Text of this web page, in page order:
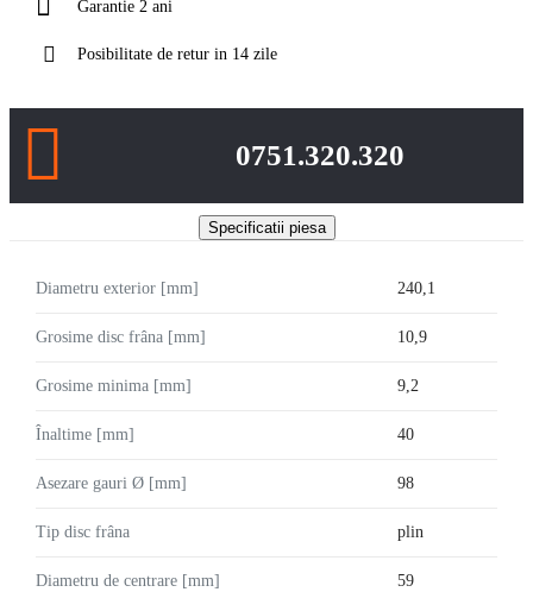
Garantie 2 ani
Posibilitate de retur in 14 zile
0751.320.320
Specificatii piesa
Diametru exterior [mm] 240,1
Grosime disc frâna [mm] 10,9
Grosime minima [mm] 9,2
Înaltime [mm] 40
Asezare gauri Ø [mm] 98
Tip disc frâna plin
Diametru de centrare [mm] 59